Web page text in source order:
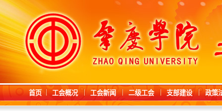
首页 工会概况 工会新闻 二级工会 支部建设 政策